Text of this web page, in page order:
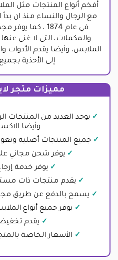
أفخم أنواع المنتجات مثل
مع الرجال والنساء منذ ان
في عام 1874 ،
والمكملات، التي لا غني
الملابس، وأيضا يقدم الأدوات
إلى الأحذية
مميزات متجر
يوجد العديد من المنتجات
وأيضا
جميع المنتجات أصلية
يوفر شحن مجاني
يوفر خدمة إرجاع
يقدم منتجات ذات
يسمح بالدفع عن طريق
يوفر جميع أنواع
يقدم
الأسعار الخاصة